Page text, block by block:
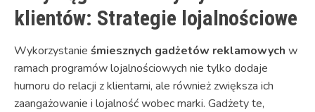
klientów: Strategie lojalnościowe
Wykorzystanie śmiesznych gadżetów reklamowych w
ramach programów lojalnościowych nie tylko dodaje
humoru do relacji z klientami, ale również zwiększa ich
zaangażowanie i lojalność wobec marki. Gadżety te,